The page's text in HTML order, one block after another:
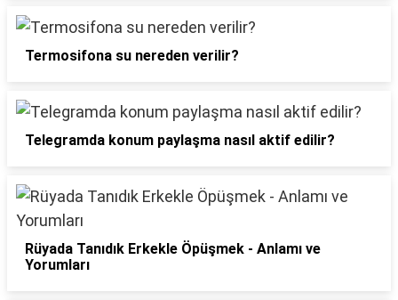
Termosifona su nereden verilir?
Telegramda konum paylaşma nasıl aktif edilir?
Rüyada Tanıdık Erkekle Öpüşmek - Anlamı ve
Yorumları